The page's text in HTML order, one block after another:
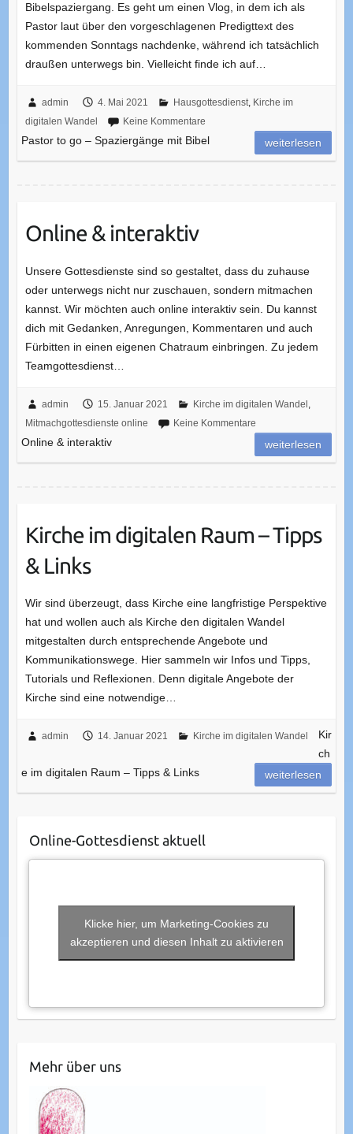
Bibelspaziergang. Es geht um einen Vlog, in dem ich als
Pastor laut über den vorgeschlagenen Predigttext des
kommenden Sonntags nachdenke, während ich tatsächlich
draußen unterwegs bin. Vielleicht finde ich auf…
admin 4. Mai 2021 Hausgottesdienst, Kirche im
digitalen Wandel
Keine Kommentare
Pastor to go – Spaziergänge mit Bibel weiterlesen
Online & interaktiv
Unsere Gottesdienste sind so gestaltet, dass du zuhause
oder unterwegs nicht nur zuschauen, sondern mitmachen
kannst. Wir möchten auch online interaktiv sein. Du kannst
dich mit Gedanken, Anregungen, Kommentaren und auch
Fürbitten in einen eigenen Chatraum einbringen. Zu jedem
Teamgottesdienst…
admin 15. Januar 2021 Kirche im digitalen Wandel
Mitmachgottesdienste online
Keine Kommentare
Online & interaktiv weiterlesen
Kirche im digitalen Raum – Tipps
& Links
Wir sind überzeugt, dass Kirche eine langfristige Perspektive
hat und wollen auch als Kirche den digitalen Wandel
mitgestalten durch entsprechende Angebote und
Kommunikationswege. Hier sammeln wir Infos und Tipps,
Tutorials und Reflexionen. Denn digitale Angebote der
Kirche sind eine notwendige…
admin 14. Januar 2021 Kirche im digitalen Wandel
Kir
ch
e im digitalen Raum – Tipps & Links
weiterlesen
Online-Gottesdienst aktuell
Klicke hier, um Marketing-Cookies zu
akzeptieren und diesen Inhalt zu aktivieren
Mehr über uns